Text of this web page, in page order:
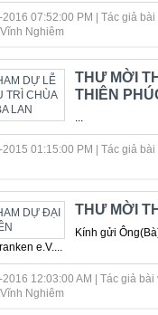
07:52:00 PM | Tác giả
Nghiêm
THƯ MỜI
THIÊN
...
01:15:00 PM | Tác giả
THƯ MỜI
Kính gửi
e.V....
12:03:00 AM | Tác giả
Nghiêm